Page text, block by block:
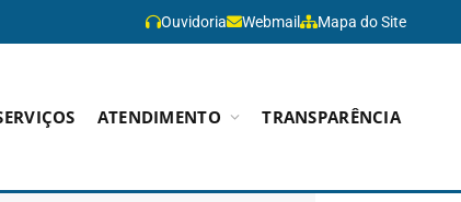
Ouvidoria Webmail Mapa do Site
ATENDIMENTO TRANSPARÊNCIA